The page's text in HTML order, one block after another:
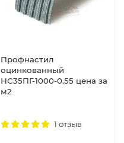
Профнастил
оцинкованный
НС35ПГ-1000-0.55 цена за
м2
1 отзыв